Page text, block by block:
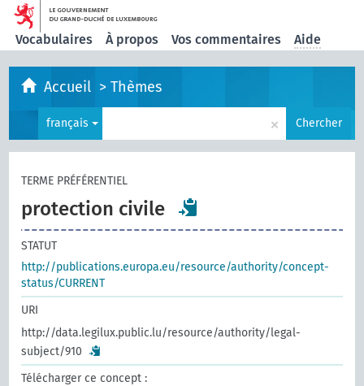
Vocabulaires À propos Vos commentaires Aide
Accueil >Thèmes
français × Chercher
TERME PRÉFÉRENTIEL
protection civile
STATUT
http://publications.europa.eu/resource/authority/concept-
status/CURRENT
URI
http://data.legilux.public.lu/resource/authority/legal-
subject/910
Télécharger ce concept :